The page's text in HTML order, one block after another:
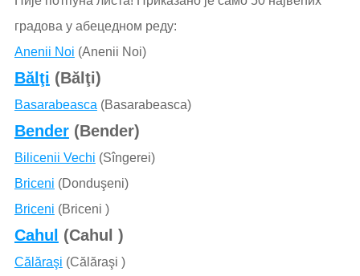
градова у абецедном реду:
Anenii Noi (Anenii Noi)
Bălţi (Bălţi)
Basarabeasca (Basarabeasca)
Bender(Bender)
Bilicenii Vechi (Sîngerei)
Briceni (Donduşeni)
Briceni (Briceni )
Cahul (Cahul )
Călăraşi (Călăraşi )